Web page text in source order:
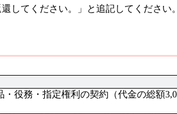
してください。」と追記してください。